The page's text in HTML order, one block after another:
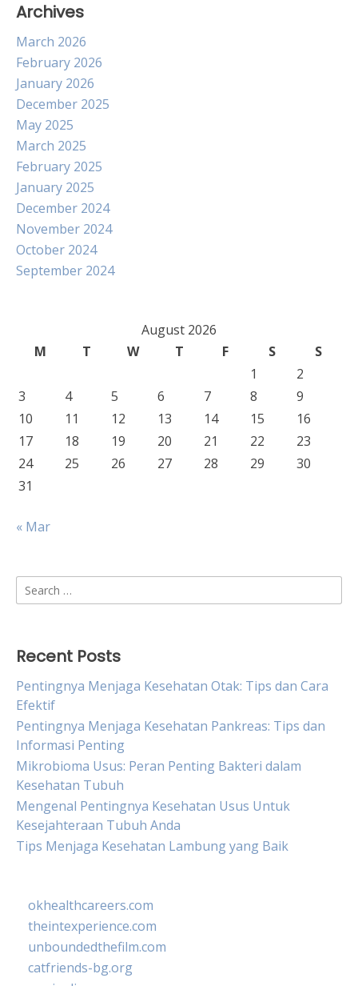
Archives
March 2026
February 2026
January 2026
December 2025
May 2025
March 2025
February 2025
January 2025
December 2024
November 2024
October 2024
September 2024
August 2026
M
T W T F S
S
1
2
3
4 5 6 7 8
9
10
11 12 13 14 15
16
17
18 19 20 21 22
23
24
25 26 27 28 29
30
31
« Mar
Search
for:
Recent Posts
Pentingnya Menjaga Kesehatan Otak: Tips dan Cara
Efektif
Pentingnya Menjaga Kesehatan Pankreas: Tips dan
Informasi Penting
Mikrobioma Usus: Peran Penting Bakteri dalam
Kesehatan Tubuh
Mengenal Pentingnya Kesehatan Usus Untuk
Kesejahteraan Tubuh Anda
Tips Menjaga Kesehatan Lambung yang Baik
okhealthcareers.com
theintexperience.com
unboundedthefilm.com
catfriends-bg.org